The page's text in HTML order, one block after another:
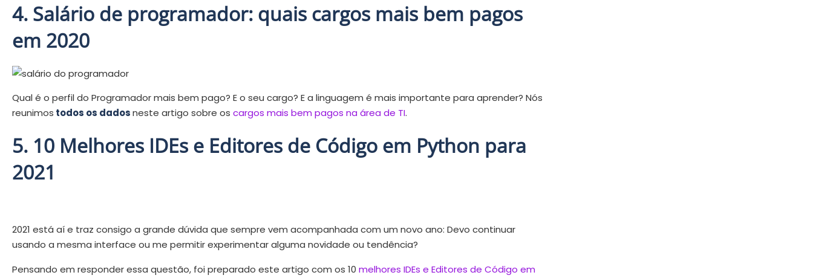
4. Salário de programador: quais cargos mais bem pagos
em 2020
Qual é o perfil do Programador mais bem pago? E o seu cargo? E a linguagem é mais importante para aprender? Nós
reunimos todos os dadosneste artigo sobre os cargos mais bem pagos na área de TI.
5. 10 Melhores IDEs e Editores de Código em Python para
2021
2021 está aí e traz consigo a grande dúvida que sempre vem acompanhada com um novo ano: Devo continuar
usando a mesma interface ou me permitir experimentar alguma novidade ou tendência?
Pensando em responder essa questão, foi preparado este artigo com os 10 melhores IDEs e Editores de Código em